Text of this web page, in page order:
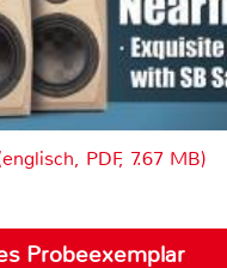
PDF, 7.67 MB)
Probeexemplar